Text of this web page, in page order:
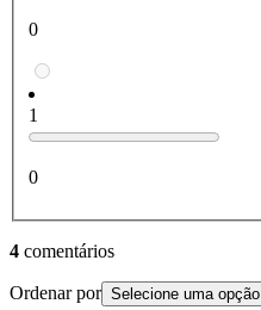
0
1
0
4 comentários
Ordenar por Selecione uma opção